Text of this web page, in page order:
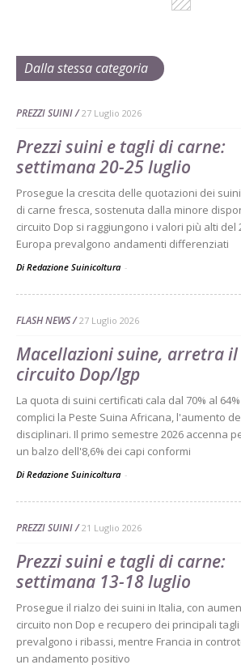
Dalla stessa categoria
PREZZI SUINI 27 Luglio 2026
Prezzi suini e tagli di carne:
settimana 20-25 luglio
Prosegue la crescita delle quotazioni dei
di carne fresca, sostenuta dalla minore
circuito Dop si raggiungono i valori più alti del
Europa prevalgono andamenti differenziati
Di Redazione Suinicoltura -
FLASH NEWS 27 Luglio 2026
Macellazioni suine, arretra il
circuito Dop/Igp
La quota di suini certificati cala dal 70% al
complici la Peste Suina Africana, l'aumento
disciplinari. Il primo semestre 2026 accenna
un balzo dell'8,6% dei capi conformi
Di Redazione Suinicoltura -
PREZZI SUINI 21 Luglio 2026
Prezzi suini e tagli di carne:
settimana 13-18 luglio
Prosegue il rialzo dei suini in Italia, con
circuito non Dop e recupero dei principali
prevalgono i ribassi, mentre Francia in
un andamento positivo